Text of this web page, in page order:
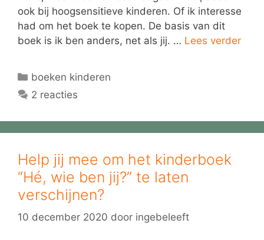
ook bij hoogsensitieve kinderen. Of ik interesse
had om het boek te kopen. De basis van dit
boek is ik ben anders, net als jij. … Lees verder
Categorieën
boeken kinderen
2 reacties
Help jij mee om het kinderboek
“Hé, wie ben jij?” te laten
verschijnen?
10 december 2020 door ingebeleeft